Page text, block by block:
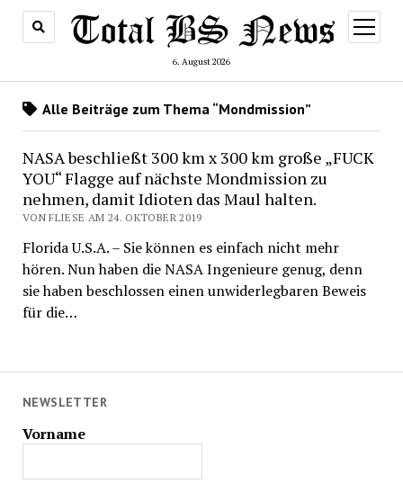
6. August 2026
Menü
öffnen
NEWSLETTER
Vorname
Alle Beiträge zum Thema “Mondmission”
NASA beschließt 300 km x 300 km große „FUCK
YOU“ Flagge auf nächste Mondmission zu
nehmen, damit Idioten das Maul halten.
VON FLIESE AM 24. OKTOBER 2019
Florida U.S.A. – Sie können es einfach nicht mehr
hören. Nun haben die NASA Ingenieure genug, denn
sie haben beschlossen einen unwiderlegbaren Beweis
für die…